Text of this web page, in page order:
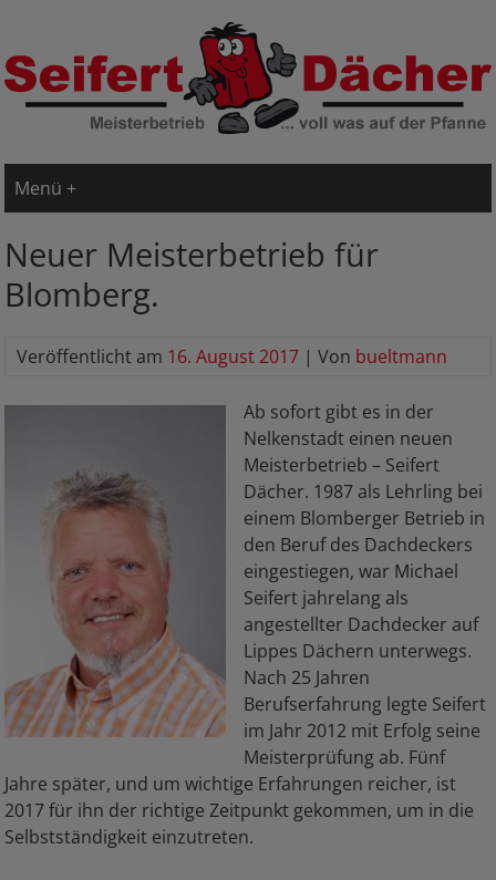
Menü +
Neuer Meisterbetrieb für
Blomberg.
Veröffentlicht am 16. August 2017 | Von bueltmann
Ab sofort gibt es in der
Nelkenstadt einen neuen
Meisterbetrieb – Seifert
Dächer. 1987 als Lehrling bei
einem Blomberger Betrieb in
den Beruf des Dachdeckers
eingestiegen, war Michael
Seifert jahrelang als
angestellter Dachdecker auf
Lippes Dächern unterwegs.
Nach 25 Jahren
Berufserfahrung legte Seifert
im Jahr 2012 mit Erfolg seine
Meisterprüfung ab. Fünf
Jahre später, und um wichtige Erfahrungen reicher, ist
2017 für ihn der richtige Zeitpunkt gekommen, um in die
Selbstständigkeit einzutreten.